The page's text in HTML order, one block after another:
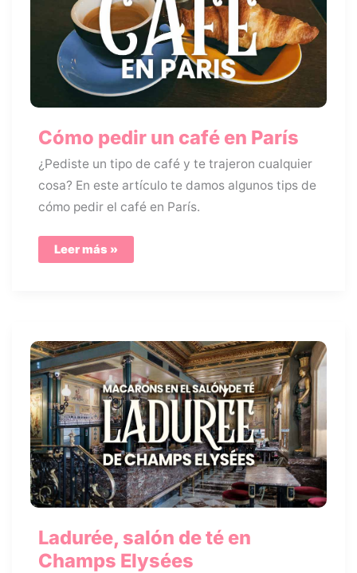
Cómo pedir un café en París
¿Pediste un tipo de café y te trajeron cualquier
cosa? En este artículo te damos algunos tips de
cómo pedir el café en París.
Cómo
pedir
Leer más »
Ladurée, salón de té en
Champs Elysées